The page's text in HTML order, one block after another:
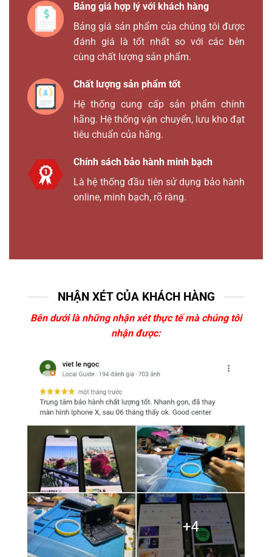
Bảng giá hợp lý với khách hàng
Bảng giá sản phẩm của chúng tôi được
đánh giá là tốt nhất so với các bên
cùng chất lượng sản phẩm.
Chất lượng sản phẩm tốt
Hệ thống cung cấp sản phẩm chính
hãng. Hệ thống vận chuyển, lưu kho đạt
tiêu chuẩn của hãng.
Chính sách bảo hành minh bạch
Là hệ thống đầu tiên sử dụng bảo hành
online, minh bạch, rõ ràng.
NHẬN XÉT CỦA KHÁCH HÀNG
Bên dưới là những nhận xét thực tế mà chúng tôi
nhận được: